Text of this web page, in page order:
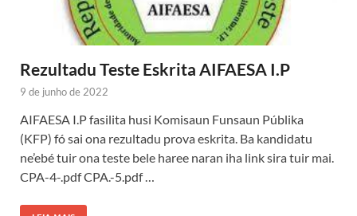
Rezultadu Teste Eskrita AIFAESA I.P
9 de junho de 2022
AIFAESA I.P fasilita husi Komisaun Funsaun Públika
(KFP) fó sai ona rezultadu prova eskrita. Ba kandidatu
ne’ebé tuir ona teste bele haree naran iha link sira tuir mai.
CPA-4-.pdf CPA.-5.pdf …